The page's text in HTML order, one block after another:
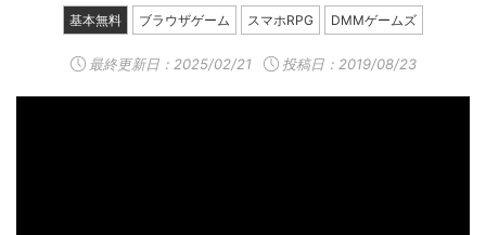
基本無料 ブラウザゲーム スマホRPG DMMゲームズ
最終更新日： 2025/02/21 投稿日：2019/08/23